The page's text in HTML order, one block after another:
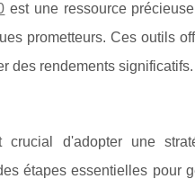
est une ressource
prometteurs. Ces outils
des rendements significatifs.
d'adopter une
étapes essentielles pour